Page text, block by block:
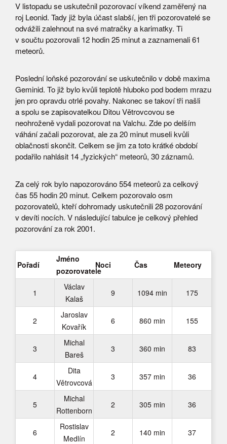
V listopadu se uskutečnil pozorovací víkend zaměřený na
roj Leonid. Tady již byla účast slabší, jen tři pozorovatelé se
odvážili zalehnout na své matračky a karimatky. Ti
v součtu pozorovali 12 hodin 25 minut a zaznamenali 61
meteorů.
Poslední loňské pozorování se uskutečnilo v době maxima
Geminid. To již bylo kvůli teplotě hluboko pod bodem mrazu
jen pro opravdu otrlé povahy. Nakonec se takoví tři našli
a spolu se zapisovatelkou Ditou Větrovcovou se
neohroženě vydali pozorovat na Valchu. Zde po delším
váhání začali pozorovat, ale za 20 minut museli kvůli
oblačnosti skončit. Celkem se jim za toto krátké období
podařilo nahlásit 14 „fyzických“ meteorů, 30 záznamů.
Za celý rok bylo napozorováno 554 meteorů za celkový
čas 55 hodin 20 minut. Celkem pozorovalo osm
pozorovatelů, kteří dohromady uskutečnili 28 pozorování
v devíti nocích. V následující tabulce je celkový přehled
pozorování za rok 2001.
Pořadí
Jméno
pozorovatele
Noci Čas Meteory
1
Václav
Kalaš
9 1094 min 175
2
Jaroslav
Kovařík
6 860 min 155
3
Michal
Bareš
3 360 min 83
4
Dita
Větrovcová
3 357 min 36
5
Michal
Rottenborn
2 305 min 36
6
Rostislav
Medlín
2 140 min 37